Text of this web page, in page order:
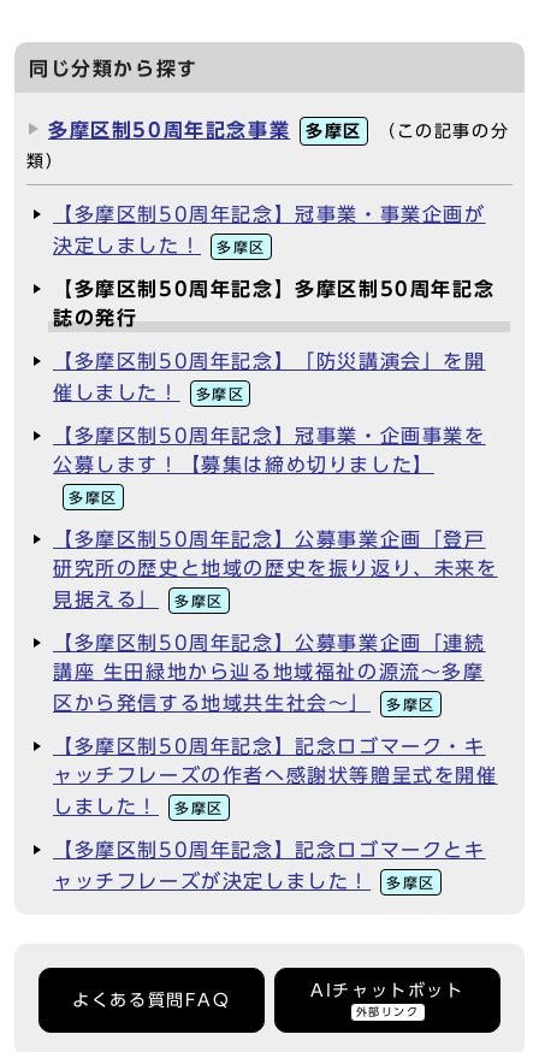
同じ分類から探す
多摩区制50周年記念事業 多摩区
（この記事の分
類）
【多摩区制50周年記念】冠事業・事業企画が
決定しました！
多摩区
【多摩区制50周年記念】多摩区制50周年記念
誌の発行
【多摩区制50周年記念】「防災講演会」を開
催しました！
多摩区
【多摩区制50周年記念】冠事業・企画事業を
公募します！【募集は締め切りました】
多摩区
【多摩区制50周年記念】公募事業企画「登戸
研究所の歴史と地域の歴史を振り返り、未来を
見据える」
多摩区
【多摩区制50周年記念】公募事業企画「連続
講座 生田緑地から辿る地域福祉の源流～多摩
区から発信する地域共生社会～」
多摩区
【多摩区制50周年記念】記念ロゴマーク・キ
ャッチフレーズの作者へ感謝状等贈呈式を開催
しました！
多摩区
【多摩区制50周年記念】記念ロゴマークとキ
ャッチフレーズが決定しました！
多摩区
よくある質問FAQ
AIチャットボット
外部リンク